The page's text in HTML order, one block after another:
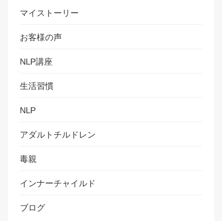
マイストーリー
お客様の声
NLP講座
生活習慣
NLP
アダルトチルドレン
毒親
インナーチャイルド
ブログ